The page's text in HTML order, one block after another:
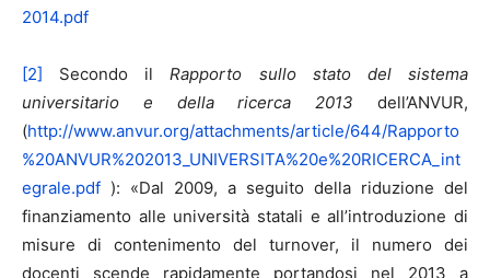
2014.pdf
[2] Secondo ilRapporto sullo stato del sistema
universitario e della ricerca 2013 dell’ANVUR,
(http://www.anvur.org/attachments/article/644/Rapporto
%20ANVUR%202013_UNIVERSITA%20e%20RICERCA_int
egrale.pdf ): «Dal 2009, a seguito della riduzione del
finanziamento alle università statali e all’introduzione di
misure di contenimento del turnover, il numero dei
docenti scende rapidamente portandosi nel 2013 a